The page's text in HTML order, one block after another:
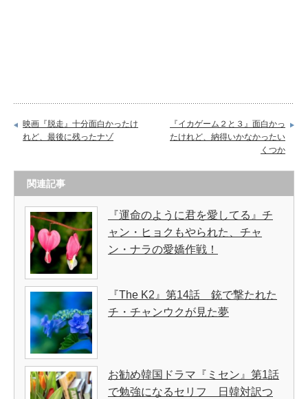
映画『脱走』十分面白かったけ
れど、最後に残ったナゾ
『イカゲーム２と３』面白かっ
たけれど、納得いかなかったい
くつか
関連記事
『運命のように君を愛してる』チ
ャン・ヒョクもやられた、チャ
ン・ナラの愛嬌作戦！
『The K2』第14話 銃で撃たれた
チ・チャンウクが見た夢
お勧め韓国ドラマ『ミセン』第1話
で勉強になるセリフ 日韓対訳つ